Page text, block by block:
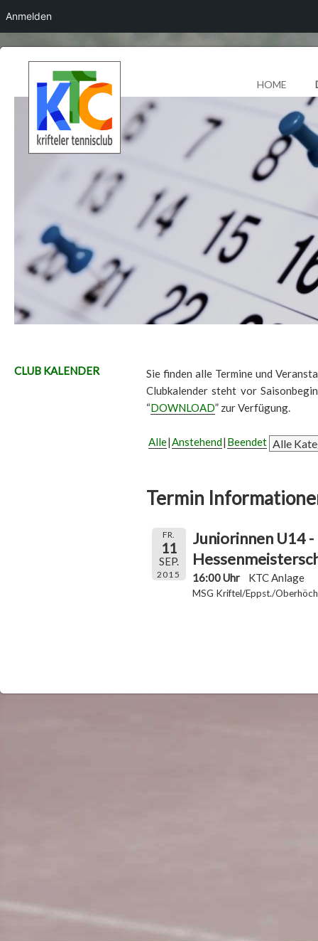
HOME
CLUB KALENDER
Sie finden alle Termine und
Clubkalender steht vor
“DOWNLOAD” zur Verfügung.
Alle Anstehend Beendet
Termin
FR.
11
SEP.
2015
Juniorinnen U14
16:00 Uhr KTC Anlage
MSG Kriftel/Eppst./
Anmelden